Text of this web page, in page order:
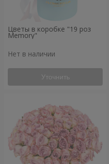
Цветы в коробке "19 роз
Memory"
Нет в наличии
Уточнить